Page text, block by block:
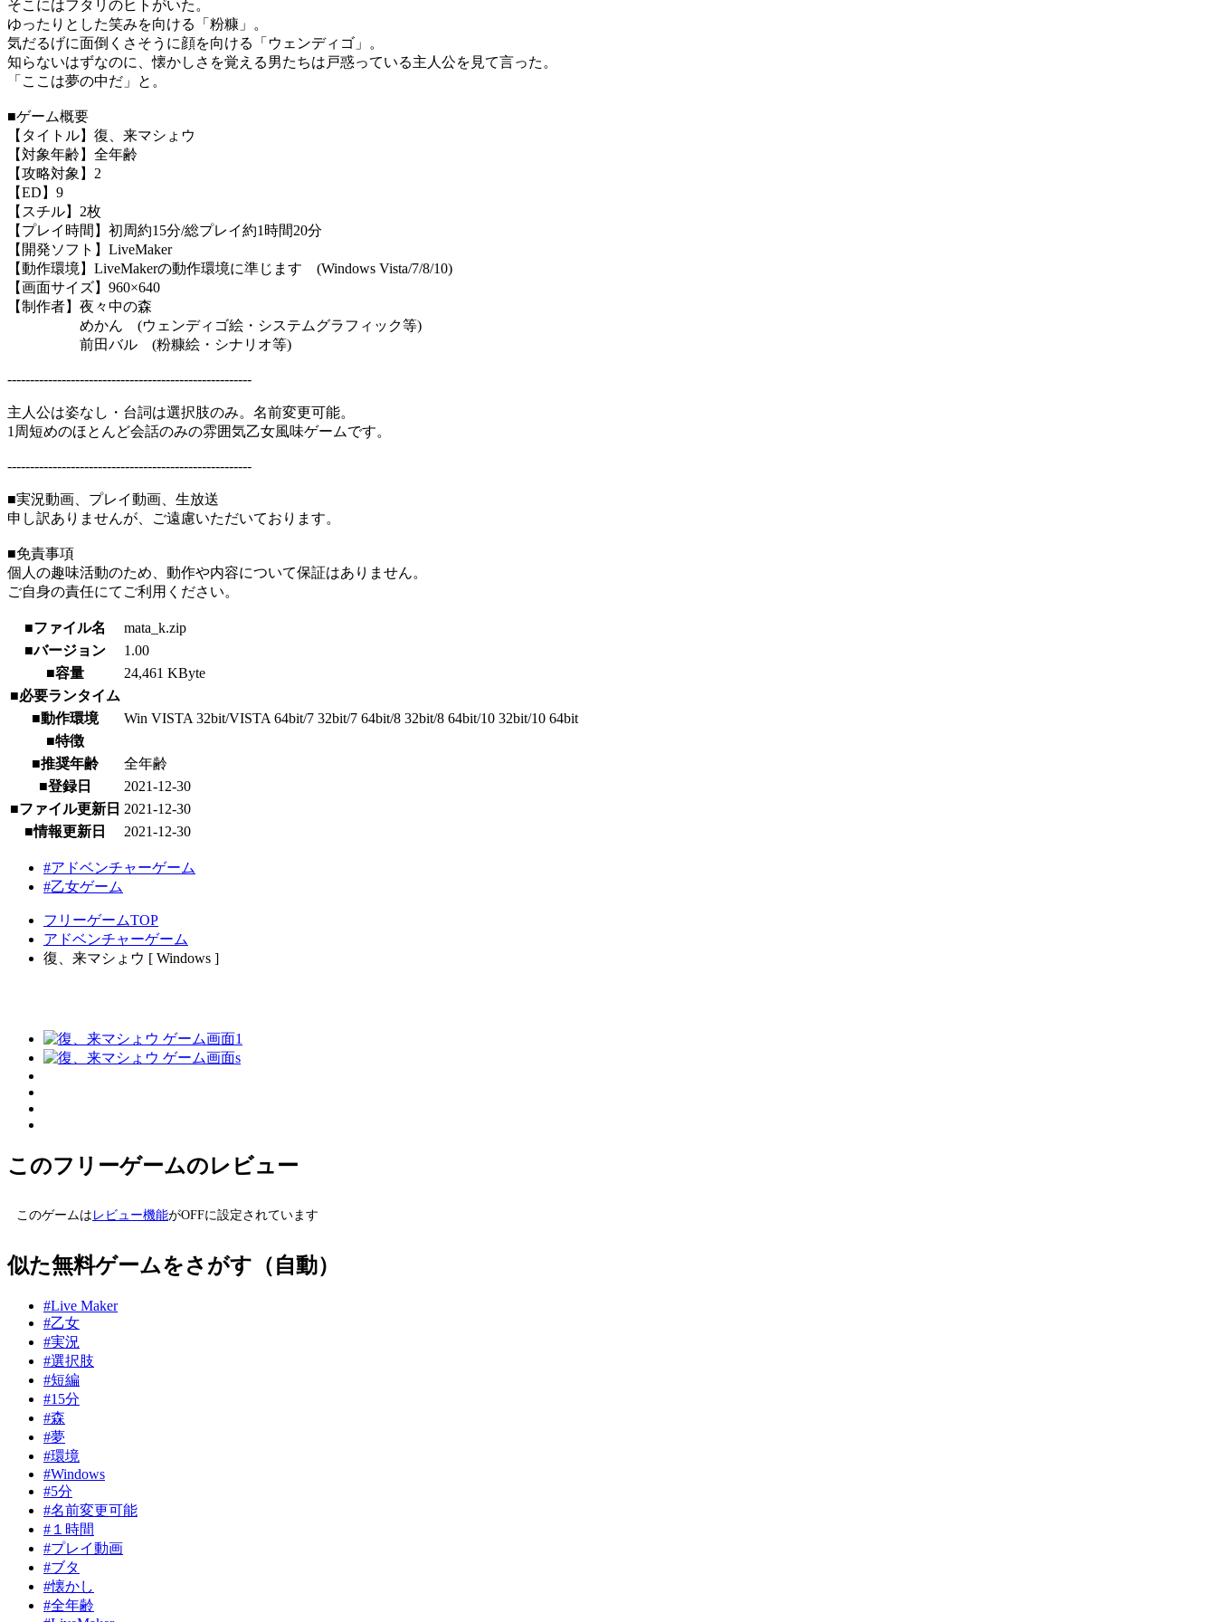
そこにはフタリのヒトがいた。
ゆったりとした笑みを向ける「粉糠」。
気だるげに面倒くさそうに顔を向ける「ウェンディゴ」。
知らないはずなのに、懐かしさを覚える男たちは戸惑っている主人公を見て言った。
「ここは夢の中だ」と。
■ゲーム概要
【タイトル】復、来マシょウ
【対象年齢】全年齢
【攻略対象】2
【ED】9
【スチル】2枚
【プレイ時間】初周約15分/総プレイ約1時間20分
【開発ソフト】LiveMaker
【動作環境】LiveMakerの動作環境に準じます (Windows Vista/7/8/10)
【画面サイズ】960×640
【制作者】夜々中の森
めかん (ウェンディゴ絵・システムグラフィック等)
前田バル (粉糠絵・シナリオ等)
------------------------------------------------------
主人公は姿なし・台詞は選択肢のみ。名前変更可能。
1周短めのほとんど会話のみの雰囲気乙女風味ゲームです。
------------------------------------------------------
■実況動画、プレイ動画、生放送
申し訳ありませんが、ご遠慮いただいております。
■免責事項
個人の趣味活動のため、動作や内容について保証はありません。
ご自身の責任にてご利用ください。
■ファイル名
mata_k.zip
■バージョン
1.00
■容量
24,461 KByte
■必要ランタイム
■動作環境
Win VISTA 32bit/VISTA 64bit/7 32bit/7 64bit/8 32bit/8 64bit/10 32bit/10 64bit
■特徴
■推奨年齢
全年齢
■登録日
2021-12-30
■ファイル更新日 2021-12-30
■情報更新日
2021-12-30
#アドベンチャーゲーム
#乙女ゲーム
フリーゲームTOP
アドベンチャーゲーム
復、来マシょウ [ Windows ]
このフリーゲームのレビュー
このゲームは レビュー機能がOFFに設定されています
似た無料ゲームをさがす（自動）
#Live Maker
#乙女
#実況
#選択肢
#短編
#15分
#森
#夢
#環境
#Windows
#5分
#名前変更可能
#１時間
#プレイ動画
#ブタ
#懐かし
#全年齢